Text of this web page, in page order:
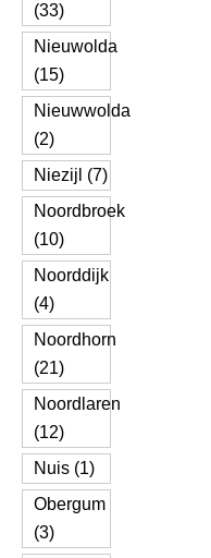
(33)
Nieuwolda
(15)
Nieuwwolda
(2)
Niezijl (7)
Noordbroek
(10)
Noorddijk
(4)
Noordhorn
(21)
Noordlaren
(12)
Nuis (1)
Obergum
(3)